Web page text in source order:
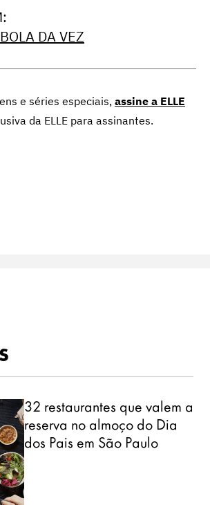
DA VEZ
e séries especiais, assine a ELLE
da ELLE para assinantes.
32 restaurantes que valem a
reserva no almoço do Dia
dos Pais em São Paulo